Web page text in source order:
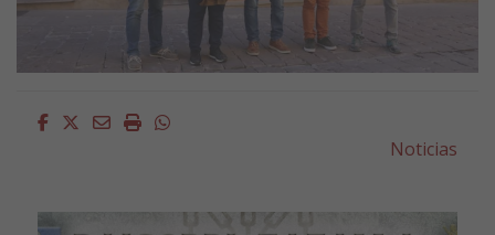
Facebook
Twitter
EmailImprimirWhatsapp
Noticias